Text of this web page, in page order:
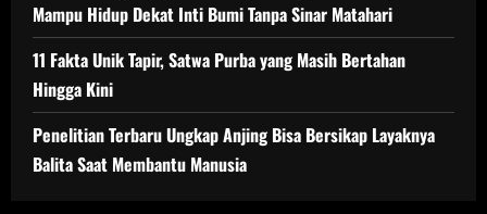
Mampu Hidup Dekat Inti Bumi Tanpa Sinar Matahari
11 Fakta Unik Tapir, Satwa Purba yang Masih Bertahan
Hingga Kini
Penelitian Terbaru Ungkap Anjing Bisa Bersikap Layaknya
Balita Saat Membantu Manusia